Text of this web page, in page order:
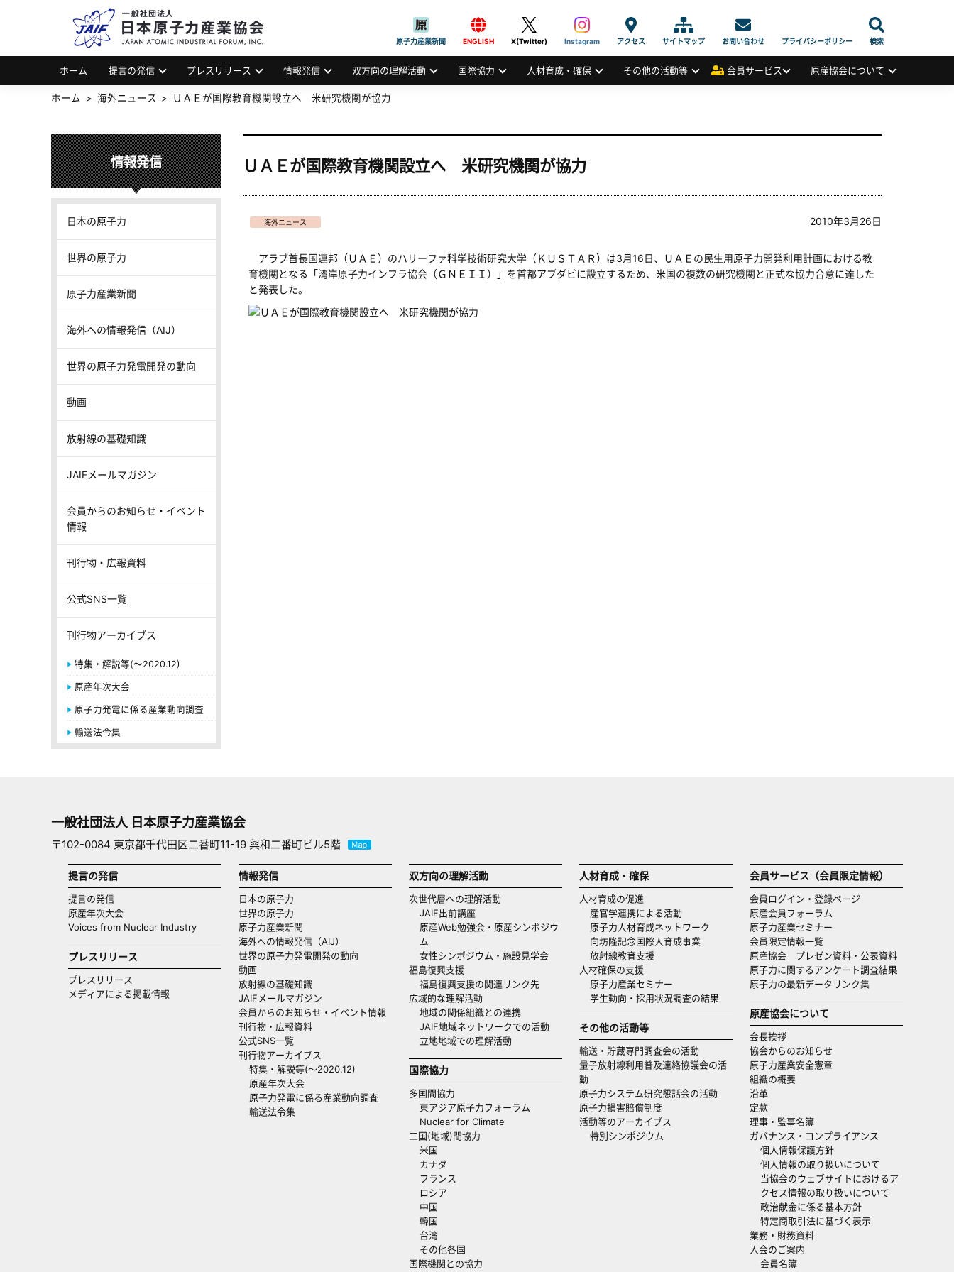
JAPAN ATOMIC INDUSTRIAL FORUM, INC.
原子力産業新聞 ENGLISH X(Twitter) Instagram アクセス サイトマップ お問い合わせ プライバシーポリシー 検索
ホーム 提言の発信 プレスリリース 情報発信 双方向の理解活動 国際協力 人材育成・確保 その他の活動等 会員サービス 原産協会について
ホーム 海外ニュース ＵＡＥが国際教育機関設立へ 米研究機関が協力
ＵＡＥが国際教育機関設立へ 米研究機関が協力
海外ニュース 2010年3月26日
アラブ首長国連邦（ＵＡＥ）のハリーファ科学技術研究大学（ＫＵＳＴＡＲ）は3月16日、ＵＡＥの民生用原子力開発利用計画における教
育機関となる「湾岸原子力インフラ協会（ＧＮＥＩＩ）」を首都アブダビに設立するため、米国の複数の研究機関と正式な協力合意に達した
と発表した。
情報発信
日本の原子力
世界の原子力
原子力産業新聞
海外への情報発信（AIJ）
世界の原子力発電開発の動向
動画
放射線の基礎知識
JAIFメールマガジン
会員からのお知らせ・イベント
情報
刊行物・広報資料
公式SNS一覧
刊行物アーカイブス
特集・解説等(～2020.12)
原産年次大会
原子力発電に係る産業動向調査
輸送法令集
一般社団法人 日本原子力産業協会
〒102-0084 東京都千代田区二番町11-19 興和二番町ビル5階
提言の発信
提言の発信
原産年次大会
Voices from Nuclear Industry
プレスリリース
プレスリリース
メディアによる掲載情報
情報発信
日本の原子力
世界の原子力
原子力産業新聞
海外への情報発信（AIJ）
世界の原子力発電開発の動向
動画
放射線の基礎知識
JAIFメールマガジン
会員からのお知らせ・イベント情報
刊行物・広報資料
公式SNS一覧
刊行物アーカイブス
特集・解説等(～2020.12)
原産年次大会
原子力発電に係る産業動向調査
輸送法令集
双方向の理解活動
次世代層への理解活動
JAIF出前講座
原産Web勉強会・原産シンポジウ
ム
女性シンポジウム・施設見学会
福島復興支援
福島復興支援の関連リンク先
広域的な理解活動
地域の関係組織との連携
JAIF地域ネットワークでの活動
立地地域での理解活動
国際協力
多国間協力
東アジア原子力フォーラム
Nuclear for Climate
二国(地域)間協力
米国
カナダ
フランス
ロシア
中国
韓国
台湾
その他各国
国際機関との協力
人材育成・確保
人材育成の促進
産官学連携による活動
原子力人材育成ネットワーク
向坊隆記念国際人育成事業
放射線教育支援
人材確保の支援
原子力産業セミナー
学生動向・採用状況調査の結果
その他の活動等
輸送・貯蔵専門調査会の活動
量子放射線利用普及連絡協議会の活
動
原子力システム研究懇話会の活動
原子力損害賠償制度
活動等のアーカイブス
特別シンポジウム
会員サービス（会員限定情報）
会員ログイン・登録ページ
原産会員フォーラム
原子力産業セミナー
会員限定情報一覧
原産協会 プレゼン資料・公表資料
原子力に関するアンケート調査結果
原子力の最新データリンク集
原産協会について
会長挨拶
協会からのお知らせ
原子力産業安全憲章
組織の概要
沿革
定款
理事・監事名簿
ガバナンス・コンプライアンス
個人情報保護方針
個人情報の取り扱いについて
当協会のウェブサイトにおけるア
クセス情報の取り扱いについて
政治献金に係る基本方針
特定商取引法に基づく表示
業務・財務資料
入会のご案内
会員名簿